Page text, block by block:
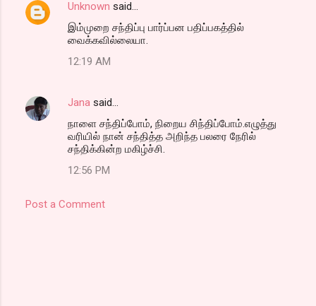
Unknown said…
இம்முறை சந்திப்பு பார்ப்பன பதிப்பகத்தில்
வைக்கவில்லையா.
12:19 AM
Jana said…
நாளை சந்திப்போம், நிறைய சிந்திப்போம்.எழுத்து
வரியில் நான் சந்தித்த அறிந்த பலரை நேரில்
சந்திக்கின்ற மகிழ்ச்சி.
12:56 PM
Post a Comment